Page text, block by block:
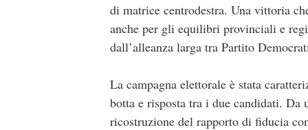
di matrice centrodestra. Una vittoria
anche per gli equilibri provinciali e
dall’alleanza larga tra Partito
La campagna elettorale è stata
botta e risposta tra i due candidati.
ricostruzione del rapporto di fiducia